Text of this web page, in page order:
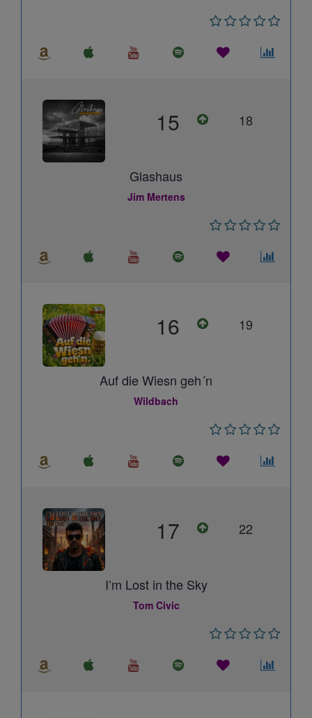
15 18
Glashaus
Jim Mertens
16 19
Auf die Wiesn geh´n
Wildbach
17 22
I’m Lost in the Sky
Tom Civic